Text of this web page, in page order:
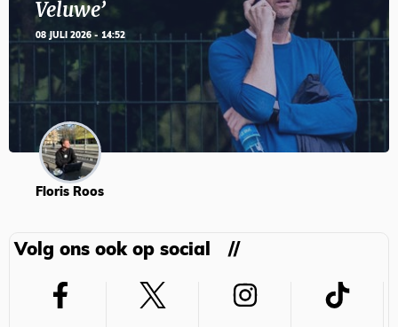
Veluwe’
08 JULI 2026 - 14:52
Floris Roos
Volg ons ook op social